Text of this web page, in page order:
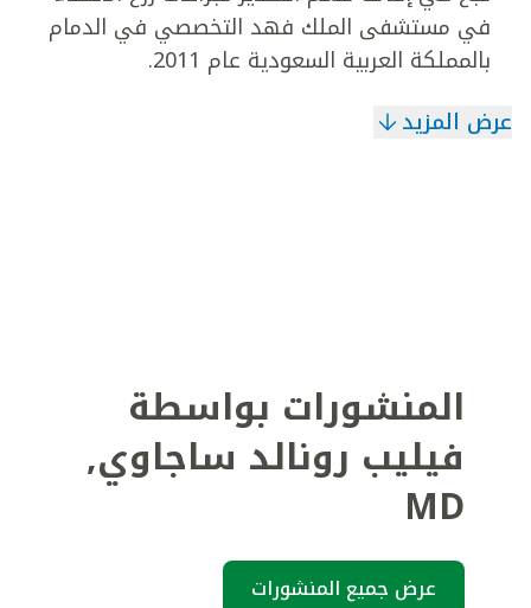
في مستشفى الملك فهد التخصصي في الدمام
بالمملكة العربية السعودية عام 2011.
عرض المزيد
المنشورات بواسطة
فيليب رونالد ساجاوي,
MD
عرض جميع المنشورات